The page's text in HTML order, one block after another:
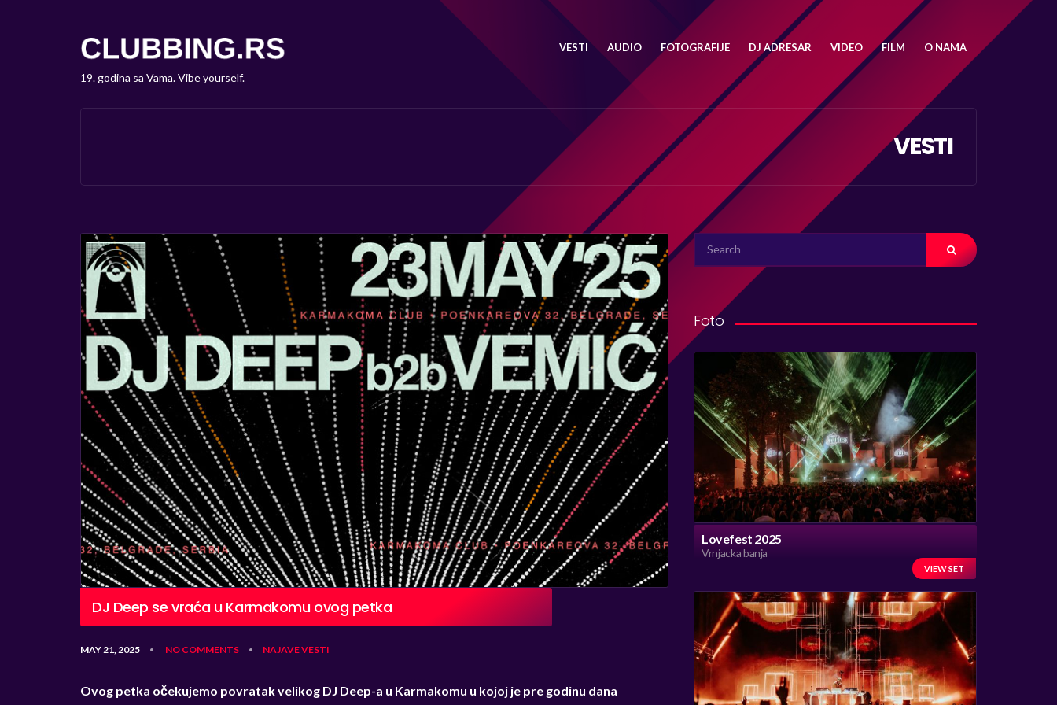
19. godina sa Vama. Vibe yourself.
VESTI AUDIO FOTOGRAFIJE DJ ADRESAR VIDEO FILM O NAMA
VESTI
DJ Deep se vraća u Karmakomu ovog petka
MAY 21, 2025 • NO COMMENTS • NAJAVEVESTI
Ovog petka očekujemo povratak velikog DJ Deep-a u Karmakomu u kojoj je pre godinu dana
SEARCH
FOR:
Foto
Lovefest 2025
Vrnjacka banja
VIEW SET